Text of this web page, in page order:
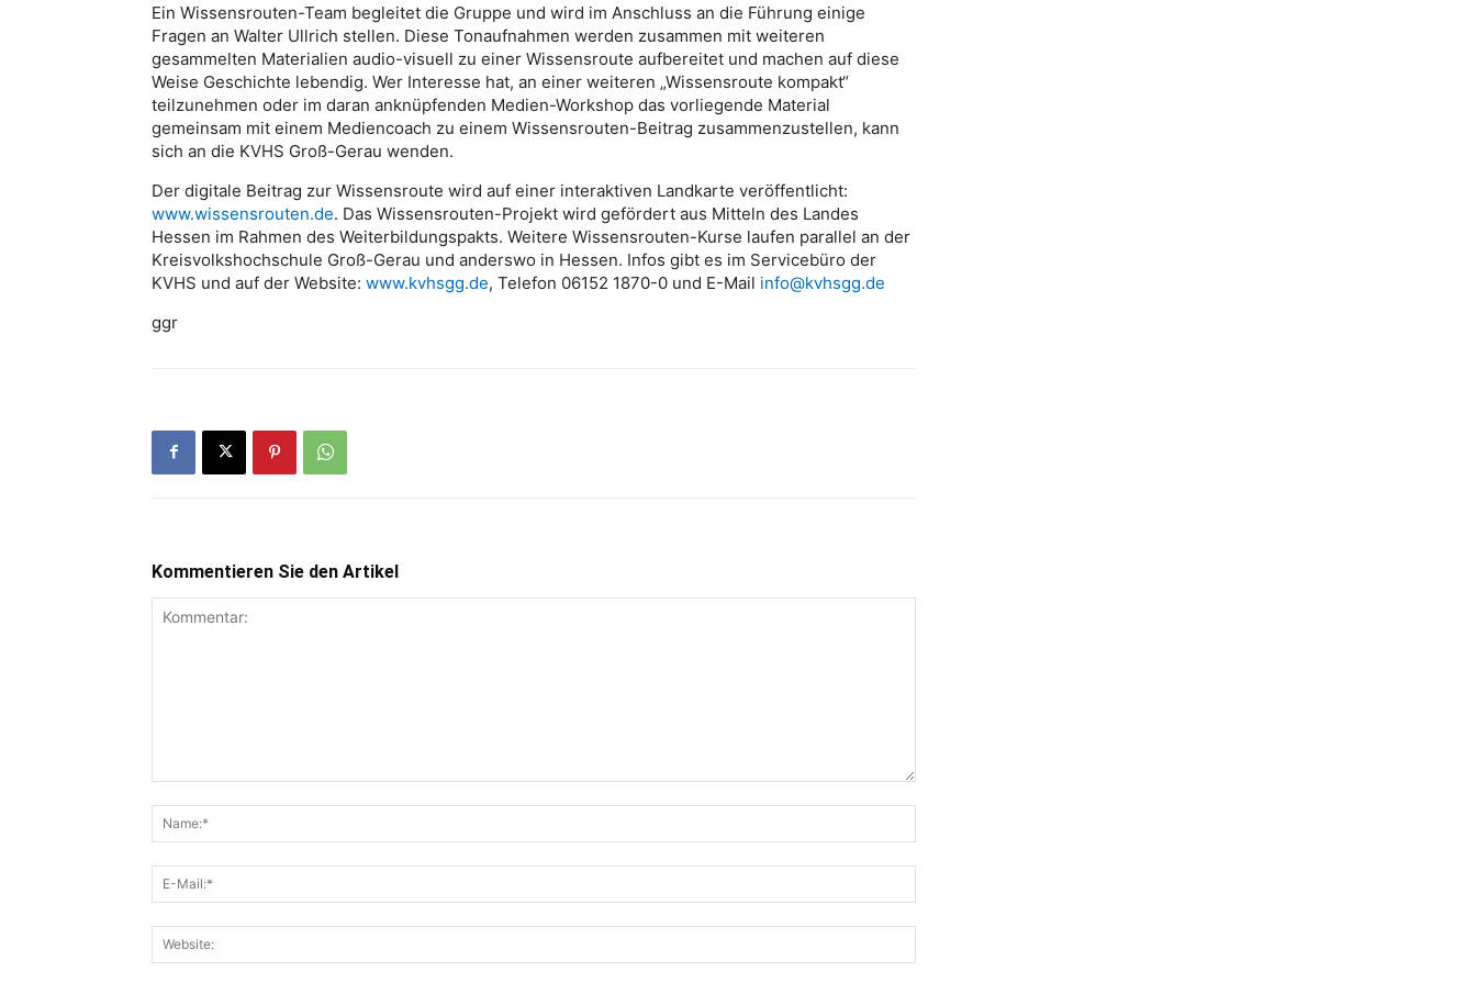
Ein Wissensrouten-Team begleitet die Gruppe und wird im Anschluss an die Führung einige
Fragen an Walter Ullrich stellen. Diese Tonaufnahmen werden zusammen mit weiteren
gesammelten Materialien audio-visuell zu einer Wissensroute aufbereitet und machen auf diese
Weise Geschichte lebendig. Wer Interesse hat, an einer weiteren „Wissensroute kompakt“
teilzunehmen oder im daran anknüpfenden Medien-Workshop das vorliegende Material
gemeinsam mit einem Mediencoach zu einem Wissensrouten-Beitrag zusammenzustellen, kann
sich an die KVHS Groß-Gerau wenden.
Der digitale Beitrag zur Wissensroute wird auf einer interaktiven Landkarte veröffentlicht:
www.wissensrouten.de. Das Wissensrouten-Projekt wird gefördert aus Mitteln des Landes
Hessen im Rahmen des Weiterbildungspakts. Weitere Wissensrouten-Kurse laufen parallel an der
Kreisvolkshochschule Groß-Gerau und anderswo in Hessen. Infos gibt es im Servicebüro der
KVHS und auf der Website: www.kvhsgg.de, Telefon 06152 1870-0 und E-Mail info@kvhsgg.de
ggr
Kommentieren Sie den Artikel